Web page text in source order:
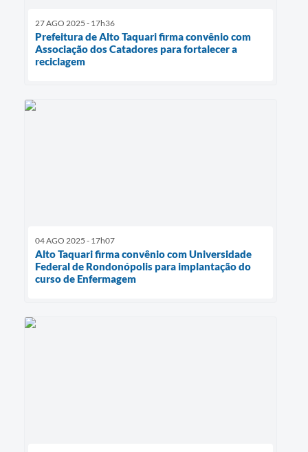
27 AGO 2025 - 17h36
Prefeitura de Alto Taquari firma convênio com
Associação dos Catadores para fortalecer a
reciclagem
04 AGO 2025 - 17h07
Alto Taquari firma convênio com Universidade
Federal de Rondonópolis para implantação do
curso de Enfermagem